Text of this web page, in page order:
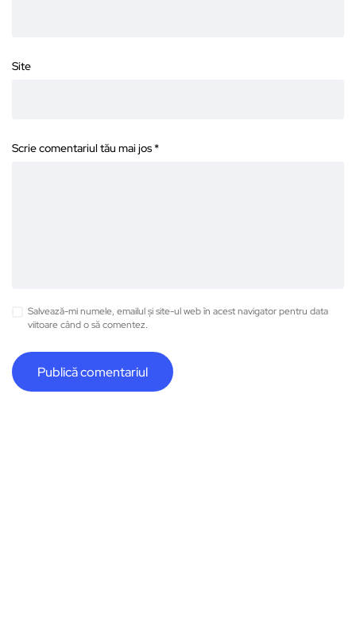
Site
Scrie comentariul tău mai jos *
Salvează-mi numele, emailul și site-ul web în acest navigator pentru data
viitoare când o să comentez.